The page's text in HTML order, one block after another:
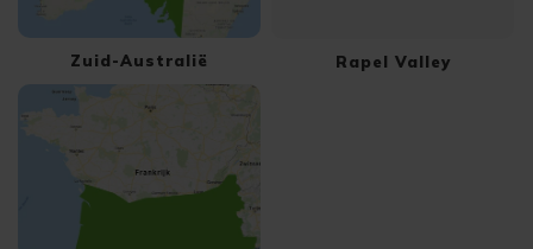
Zuid-Australië Rapel Valley